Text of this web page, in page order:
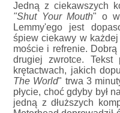
Jedną z ciekawszych
"Shut Your Mouth" o
Lemmy'ego jest
śpiew ciekawy w
moście i refrenie.
drugiej zwrotce.
krętactwach, jakich
The World" trwa 3
płycie, choć gdyby był
jedną z dłuższych